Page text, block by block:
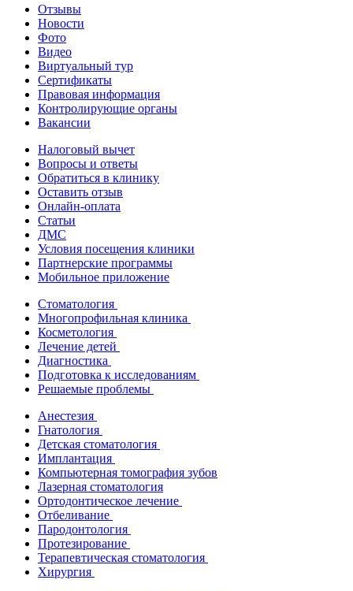
Отзывы
Новости
Фото
Видео
Виртуальный тур
Сертификаты
Правовая информация
Контролирующие органы
Вакансии
Налоговый вычет
Вопросы и ответы
Обратиться в клинику
Оставить отзыв
Онлайн-оплата
Статьи
ДМС
Условия посещения клиники
Партнерские программы
Мобильное приложение
Стоматология
Многопрофильная клиника
Косметология
Лечение детей
Диагностика
Подготовка к исследованиям
Решаемые проблемы
Анестезия
Гнатология
Детская стоматология
Имплантация
Компьютерная томография зубов
Лазерная стоматология
Ортодонтическое лечение
Отбеливание
Пародонтология
Протезирование
Терапевтическая стоматология
Хирургия